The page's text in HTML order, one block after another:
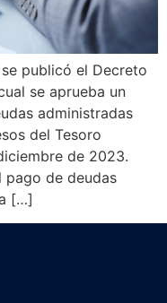
publicó el Decreto
se aprueba un
administradas
del Tesoro
de 2023.
pago de deudas
[…]